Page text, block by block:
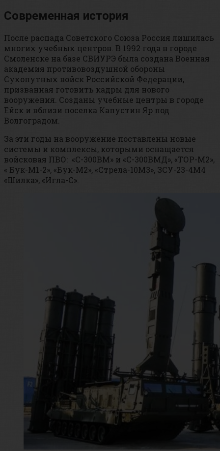
Современная история
После распада Советского Союза Россия лишилась
многих учебных центров. В 1992 года в городе
Смоленске на базе СВИУРЭ была создана Военная
академия противовоздушной обороны
Сухопутных войск Российской Федерации,
призванная готовить кадры для нового
вооружения. Созданы учебные центры в городе
Ейск и вблизи поселка Капустин Яр под
Волгоградом.
За эти годы на вооружение поставлены новые
системы и комплексы, которыми оснащается
войсковая ПВО: «С-300ВМ» и «С-300ВМД», «ТОР-М2»,
« Бук-М1-2», «Бук-М2», «Стрела-10М3», ЗСУ-23-4М4
«Шилка», «Игла-С».